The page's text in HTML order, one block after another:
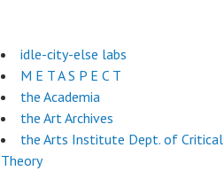
idle-city-else labs
M E T A S P E C T
the Academia
the Art Archives
the Arts Institute Dept. of Critical
Theory